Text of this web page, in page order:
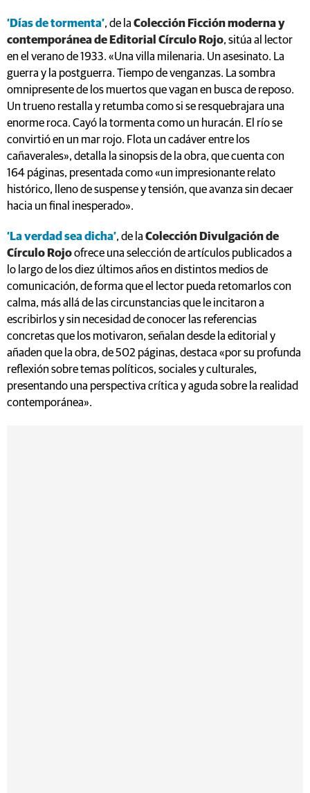
‘Días de tormenta’, de la Colección Ficción moderna y
contemporánea de Editorial Círculo Rojo, sitúa al lector
en el verano de 1933. «Una villa milenaria. Un asesinato. La
guerra y la postguerra. Tiempo de venganzas. La sombra
omnipresente de los muertos que vagan en busca de reposo.
Un trueno restalla y retumba como si se resquebrajara una
enorme roca. Cayó la tormenta como un huracán. El río se
convirtió en un mar rojo. Flota un cadáver entre los
cañaverales», detalla la sinopsis de la obra, que cuenta con
164 páginas, presentada como «un impresionante relato
histórico, lleno de suspense y tensión, que avanza sin decaer
hacia un final inesperado».
‘La verdad sea dicha’, de la Colección Divulgación de
Círculo Rojoofrece una selección de artículos publicados a
lo largo de los diez últimos años en distintos medios de
comunicación, de forma que el lector pueda retomarlos con
calma, más allá de las circunstancias que le incitaron a
escribirlos y sin necesidad de conocer las referencias
concretas que los motivaron, señalan desde la editorial y
añaden que la obra, de 502 páginas, destaca «por su profunda
reflexión sobre temas políticos, sociales y culturales,
presentando una perspectiva crítica y aguda sobre la realidad
contemporánea».